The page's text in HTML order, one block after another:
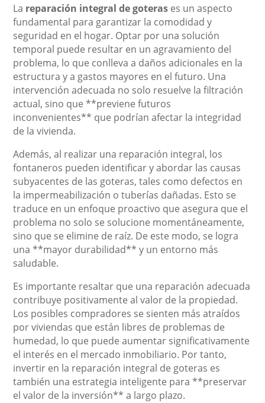
La reparación integral de goteras es un aspecto
fundamental para garantizar la comodidad y
seguridad en el hogar. Optar por una solución
temporal puede resultar en un agravamiento del
problema, lo que conlleva a daños adicionales en la
estructura y a gastos mayores en el futuro. Una
intervención adecuada no solo resuelve la filtración
actual, sino que **previene futuros
inconvenientes** que podrían afectar la integridad
de la vivienda.
Además, al realizar una reparación integral, los
fontaneros pueden identificar y abordar las causas
subyacentes de las goteras, tales como defectos en
la impermeabilización o tuberías dañadas. Esto se
traduce en un enfoque proactivo que asegura que el
problema no solo se solucione momentáneamente,
sino que se elimine de raíz. De este modo, se logra
una **mayor durabilidad** y un entorno más
saludable.
Es importante resaltar que una reparación adecuada
contribuye positivamente al valor de la propiedad.
Los posibles compradores se sienten más atraídos
por viviendas que están libres de problemas de
humedad, lo que puede aumentar significativamente
el interés en el mercado inmobiliario. Por tanto,
invertir en la reparación integral de goteras es
también una estrategia inteligente para **preservar
el valor de la inversión** a largo plazo.